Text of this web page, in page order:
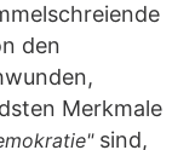
den
Merkmale
sind,